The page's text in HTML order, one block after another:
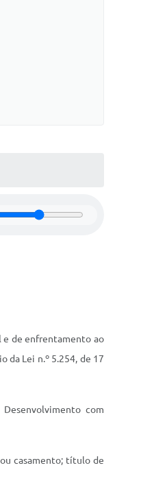
e de enfrentamento ao
da Lei n.º 5.254, de 17
com
casamento; título de